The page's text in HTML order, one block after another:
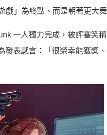
」為終點、而是朝著更大舞
一人獨力完成，被評審笑
發表感言：「很榮幸能獲獎